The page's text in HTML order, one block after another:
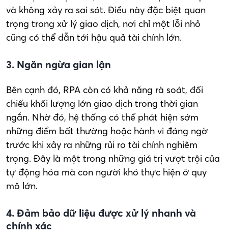
và không xảy ra sai sót. Điều này đặc biệt quan
trọng trong xử lý giao dịch, nơi chỉ một lỗi nhỏ
cũng có thể dẫn tới hậu quả tài chính lớn.
3. Ngăn ngừa gian lận
Bên cạnh đó, RPA còn có khả năng rà soát, đối
chiếu khối lượng lớn giao dịch trong thời gian
ngắn. Nhờ đó, hệ thống có thể phát hiện sớm
những điểm bất thường hoặc hành vi đáng ngờ
trước khi xảy ra những rủi ro tài chính nghiêm
trọng. Đây là một trong những giá trị vượt trội của
tự động hóa mà con người khó thực hiện ở quy
mô lớn.
4. Đảm bảo dữ liệu được xử lý nhanh và
chính xác